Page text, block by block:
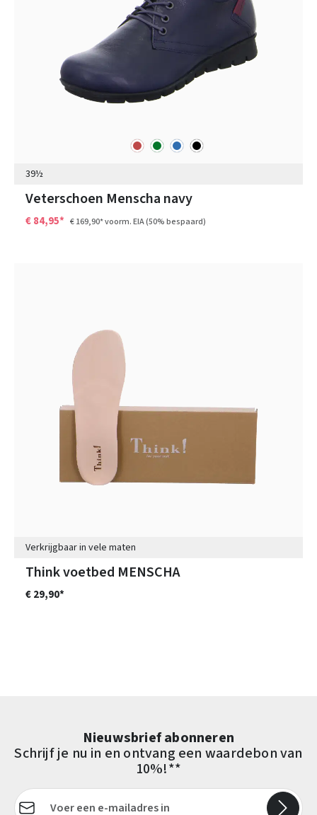
roodgroenblauwzwart
39½
Veterschoen Menscha navy
€ 84,95* € 169,90*voorm. EIA(50% bespaard)
Verkrijgbaar in vele maten
Think voetbed MENSCHA
€ 29,90*
Nieuwsbrief abonneren
Schrijf je nu in en ontvang een waardebon van
10%!**
E-mailadres*